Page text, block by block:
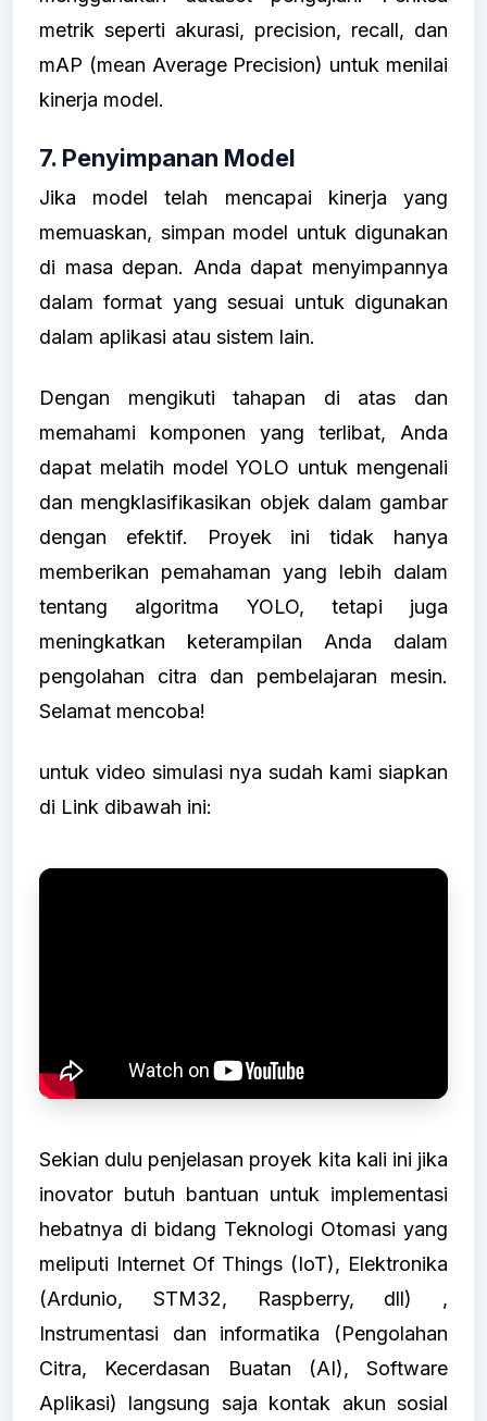
metrik seperti akurasi, precision, recall, dan
mAP (mean Average Precision) untuk menilai
kinerja model.
7. Penyimpanan Model
Jika model telah mencapai kinerja yang
memuaskan, simpan model untuk digunakan
di masa depan. Anda dapat menyimpannya
dalam format yang sesuai untuk digunakan
dalam aplikasi atau sistem lain.
Dengan mengikuti tahapan di atas dan
memahami komponen yang terlibat, Anda
dapat melatih model YOLO untuk mengenali
dan mengklasifikasikan objek dalam gambar
dengan efektif. Proyek ini tidak hanya
memberikan pemahaman yang lebih dalam
tentang algoritma YOLO, tetapi juga
meningkatkan keterampilan Anda dalam
pengolahan citra dan pembelajaran mesin.
Selamat mencoba!
untuk video simulasi nya sudah kami siapkan
di Link dibawah ini:
Sekian dulu penjelasan proyek kita kali ini jika
inovator butuh bantuan untuk implementasi
hebatnya di bidang Teknologi Otomasi yang
meliputi Internet Of Things (IoT), Elektronika
(Ardunio, STM32, Raspberry, dll) ,
Instrumentasi dan informatika (Pengolahan
Citra, Kecerdasan Buatan (AI), Software
Aplikasi) langsung saja kontak akun sosial